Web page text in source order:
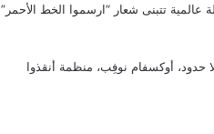
تتبنى شعار “ارسموا الخط الأحمر”
حدود، أوكسفام نوفِب، منظمة أنقذوا